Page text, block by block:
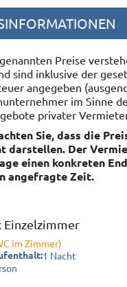
Preise
sind inklusive der
angegeben
im Sinne
privater
Sie, dass die
darstellen. Der
einen konkreten
angefragte Zeit.
Einzelzimmer
im Zimmer)
1 Nacht